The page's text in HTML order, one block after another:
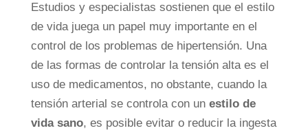
Estudios y especialistas sostienen que el estilo
de vida juega un papel muy importante en el
control de los problemas de hipertensión. Una
de las formas de controlar la tensión alta es el
uso de medicamentos, no obstante, cuando la
tensión arterial se controla con un estilo de
vida sano, es posible evitar o reducir la ingesta